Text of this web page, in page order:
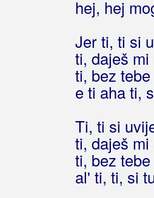
hej, hej
Jer ti, ti si
ti, daješ
ti, bez
e ti aha ti,
Ti, ti si
ti, daješ
ti, bez
al' ti, ti, si